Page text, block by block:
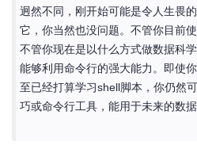
迥然不同，刚开始可能是令人生畏
它，你当然也没问题。不管你目前
不管你现在是以什么方式做数据科
能够利用命令行的强大能力。即使
至已经打算学习shell脚本，你仍然
巧或命令行工具，能用于未来的数据